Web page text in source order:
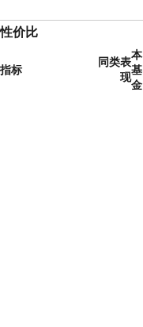
性价比
指标
同类表
现
本
基
金